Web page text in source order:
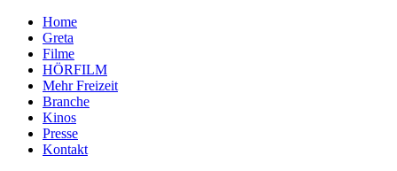
Home
Greta
Filme
HÖRFILM
Mehr Freizeit
Branche
Kinos
Presse
Kontakt